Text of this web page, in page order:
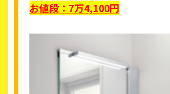
お値段： 7万4,100円